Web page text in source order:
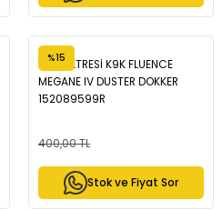
YAĞ FİLTRESİ K9K FLUENCE
MEGANE IV DUSTER DOKKER
152089599R
%15
400,00 TL
Stok ve Fiyat Sor